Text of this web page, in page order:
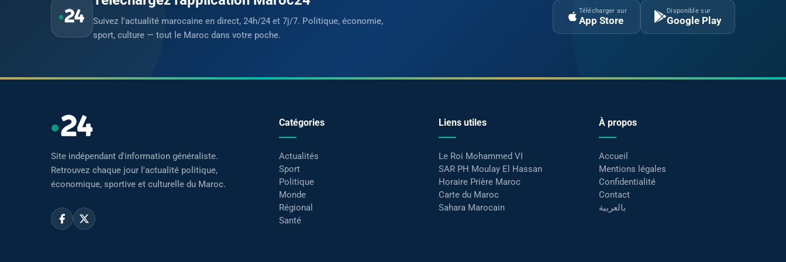
Suivez l'actualité marocaine en direct, 24h/24 et 7j/7. Politique, économie,
sport, culture — tout le Maroc dans votre poche.
Télécharger sur
App Store
Disponible sur
Google Play
Site indépendant d'information généraliste.
Retrouvez chaque jour l'actualité politique,
économique, sportive et culturelle du Maroc.
Catégories
Actualités
Sport
Politique
Monde
Régional
Santé
Liens utiles
Le Roi Mohammed VI
SAR PH Moulay El Hassan
Horaire Prière Maroc
Carte du Maroc
Sahara Marocain
À propos
Accueil
Mentions légales
Confidentialité
Contact
بالعربية